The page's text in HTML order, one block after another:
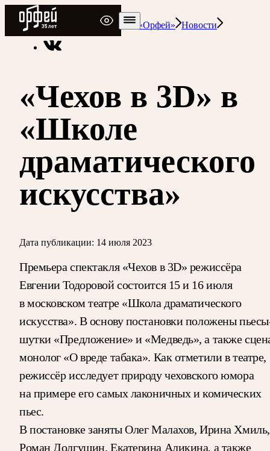
Радио Орфей
Радио классической музыки «Орфей»
Новости
«Чехов в 3D» в
«Школе
драматического
искусства»
Дата публикации: 14 июля 2023
Премьера спектакля «Чехов в 3D» режиссёра
Евгении Тодоровой состоится 15 и 16 июля
в московском театре «Школа драматического
искусства». В основу постановки положены
шутки «Предложение» и «Медведь», а также
монолог «О вреде табака». Как отметили в театре,
режиссёр исследует природу чеховского юмора
на примере его самых лаконичных и комических
пьес.
В постановке заняты Олег Малахов, Ирина Хмиль,
Роман Долгушин, Екатерина Аликина, а также